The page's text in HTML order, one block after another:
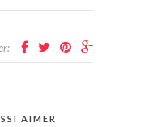
AIMER